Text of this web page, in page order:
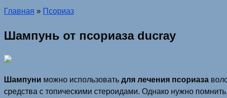
Главная » Псориаз
Шампунь от псориаза ducray
Шампуни можно использовать для лечения псориаза
средства с топическими стероидами. Однако нужно